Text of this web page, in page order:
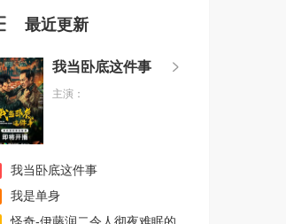
最近更新
我当卧底这件事
主演：
我当卧底这件事
我是单身